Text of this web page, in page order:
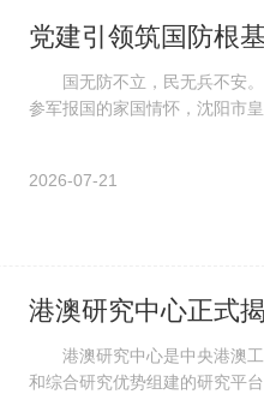
党建引领筑国防根
国无防不立，民无兵不安。
参军报国的家国情怀，沈阳市
2026-07-21
港澳研究中心正式
港澳研究中心是中央港澳工
和综合研究优势组建的研究